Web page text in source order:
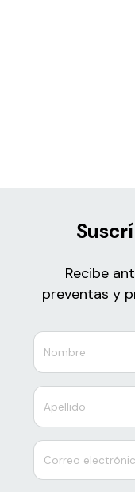
Recibe
preventas y